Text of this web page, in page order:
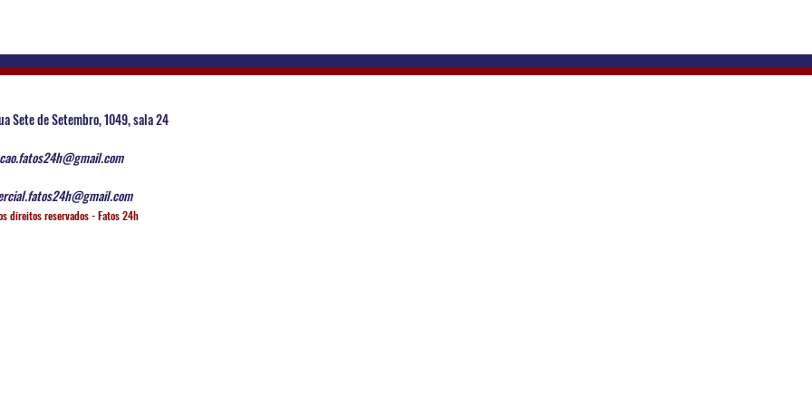
Sete de Setembro, 1049, sala 24
direitos reservados - Fatos 24h